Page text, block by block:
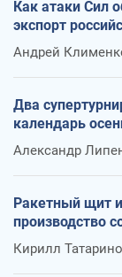
Как атаки Сил
экспорт
Андрей
Два
календарь
Александр
Ракетный щит
производство
Кирилл